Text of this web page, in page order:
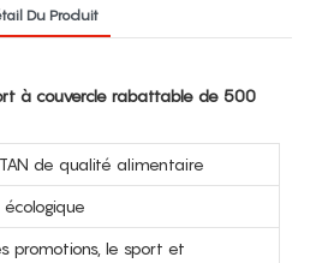
Du Produit
à couvercle rabattable de 500
de qualité alimentaire
promotions, le sport et